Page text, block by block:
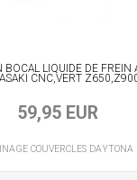
BOCAL LIQUIDE DE FREIN
CNC,VERT
59,95 EUR
COUVERCLES DAYTONA